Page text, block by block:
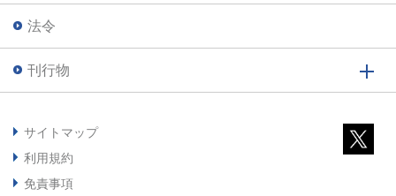
法令
刊行物
サイトマップ
利用規約
免責事項